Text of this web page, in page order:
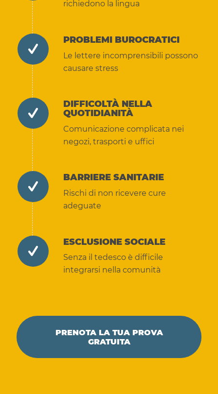
richiedono la lingua
PROBLEMI BUROCRATICI
Le lettere incomprensibili possono
causare stress
DIFFICOLTÀ NELLA
QUOTIDIANITÀ
Comunicazione complicata nei
negozi, trasporti e uffici
BARRIERE SANITARIE
Rischi di non ricevere cure
adeguate
ESCLUSIONE SOCIALE
Senza il tedesco è difficile
integrarsi nella comunità
PRENOTA LA TUA PROVA
GRATUITA